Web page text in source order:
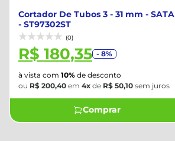
Cortador De Tubos 3 - 31 mm - SATA
- ST97302ST
(0)
R$ 180,35 - 8%
à vista com 10% de desconto
ou R$ 200,40 em 4x de R$ 50,10 sem juros
Comprar